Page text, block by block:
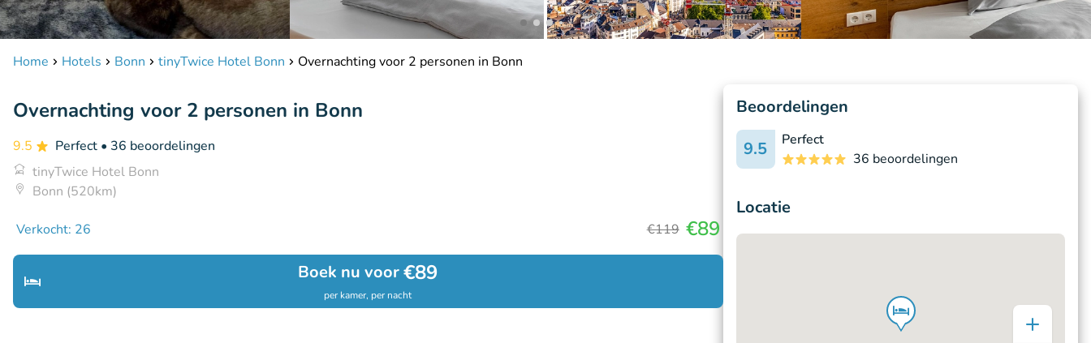
Home Hotels Bonn tinyTwice Hotel Bonn Overnachting voor 2 personen in Bonn
Overnachting voor 2 personen in Bonn
9.5 Perfect • 36 beoordelingen
tinyTwice Hotel Bonn
Bonn (520km)
Verkocht: 26 €119 €89
Boek nu voor€89
per kamer, per nacht
Beoordelingen
9.5
Perfect
36 beoordelingen
Locatie